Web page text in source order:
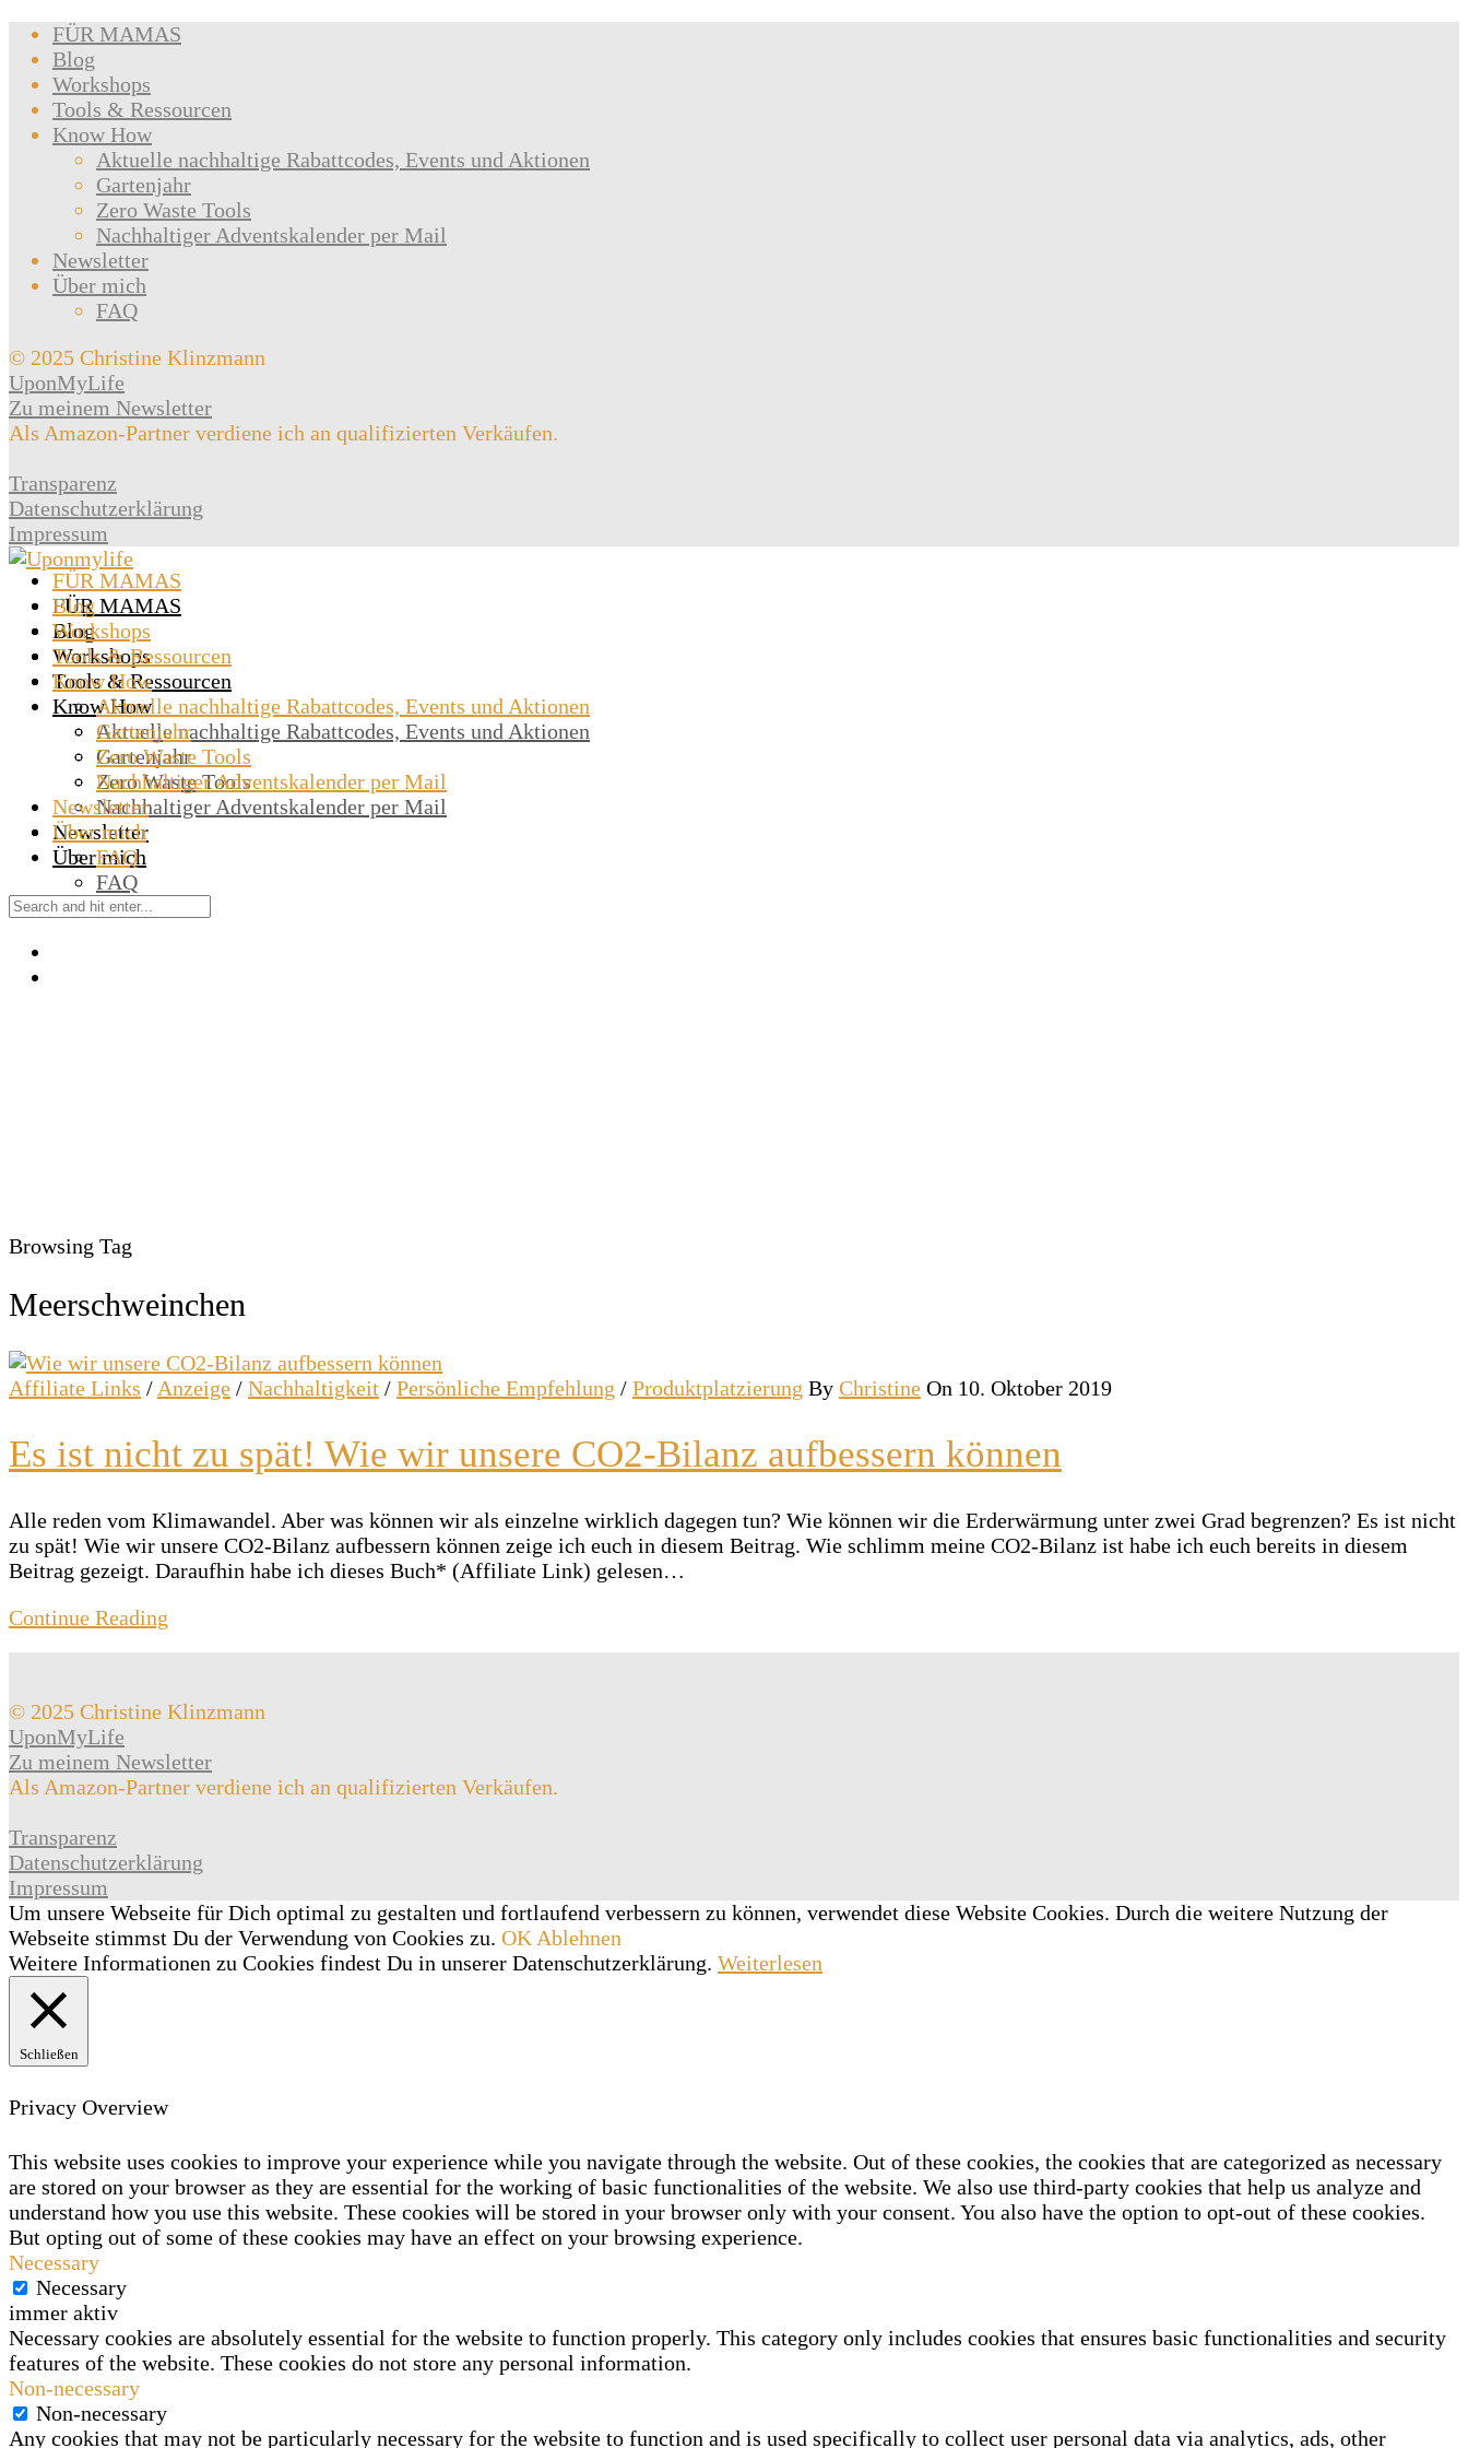
FÜR MAMAS
Blog
Workshops
Tools & Ressourcen
Know How
Aktuelle nachhaltige Rabattcodes, Events und Aktionen
Gartenjahr
Zero Waste Tools
Nachhaltiger Adventskalender per Mail
Newsletter
Über mich
FAQ
© 2025 Christine Klinzmann
UponMyLife
Zu meinem Newsletter
Als Amazon-Partner verdiene ich an qualifizierten Verkäufen.
Transparenz
Datenschutzerklärung
Impressum
FÜR MAMAS
Blog
Workshops
Tools & Ressourcen
Know How
Aktuelle nachhaltige Rabattcodes, Events und Aktionen
Gartenjahr
Zero Waste Tools
Nachhaltiger Adventskalender per Mail
Newsletter
Über mich
FAQ
FÜR MAMAS
Blog
Workshops
Tools & Ressourcen
Know How
Aktuelle nachhaltige Rabattcodes, Events und Aktionen
Gartenjahr
Zero Waste Tools
Nachhaltiger Adventskalender per Mail
Newsletter
Über mich
FAQ
Browsing Tag
Meerschweinchen
Affiliate Links / Anzeige / Nachhaltigkeit / Persönliche Empfehlung / Produktplatzierung By Christine On 10. Oktober 2019
Es ist nicht zu spät! Wie wir unsere CO2-Bilanz aufbessern können
Alle reden vom Klimawandel. Aber was können wir als einzelne wirklich dagegen tun? Wie können wir die Erderwärmung unter zwei Grad begrenzen? Es ist nicht
zu spät! Wie wir unsere CO2-Bilanz aufbessern können zeige ich euch in diesem Beitrag. Wie schlimm meine CO2-Bilanz ist habe ich euch bereits in diesem
Beitrag gezeigt. Daraufhin habe ich dieses Buch* (Affiliate Link) gelesen…
Continue Reading
© 2025 Christine Klinzmann
UponMyLife
Zu meinem Newsletter
Als Amazon-Partner verdiene ich an qualifizierten Verkäufen.
Transparenz
Datenschutzerklärung
Impressum
Um unsere Webseite für Dich optimal zu gestalten und fortlaufend verbessern zu können, verwendet diese Website Cookies. Durch die weitere Nutzung der
Webseite stimmst Du der Verwendung von Cookies zu. OK Ablehnen
Weitere Informationen zu Cookies findest Du in unserer Datenschutzerklärung. Weiterlesen
Schließen
Privacy Overview
This website uses cookies to improve your experience while you navigate through the website. Out of these cookies, the cookies that are categorized as necessary
are stored on your browser as they are essential for the working of basic functionalities of the website. We also use third-party cookies that help us analyze and
understand how you use this website. These cookies will be stored in your browser only with your consent. You also have the option to opt-out of these cookies.
But opting out of some of these cookies may have an effect on your browsing experience.
Necessary
Necessary
immer aktiv
Necessary cookies are absolutely essential for the website to function properly. This category only includes cookies that ensures basic functionalities and security
features of the website. These cookies do not store any personal information.
Non-necessary
Non-necessary
Any cookies that may not be particularly necessary for the website to function and is used specifically to collect user personal data via analytics, ads, other